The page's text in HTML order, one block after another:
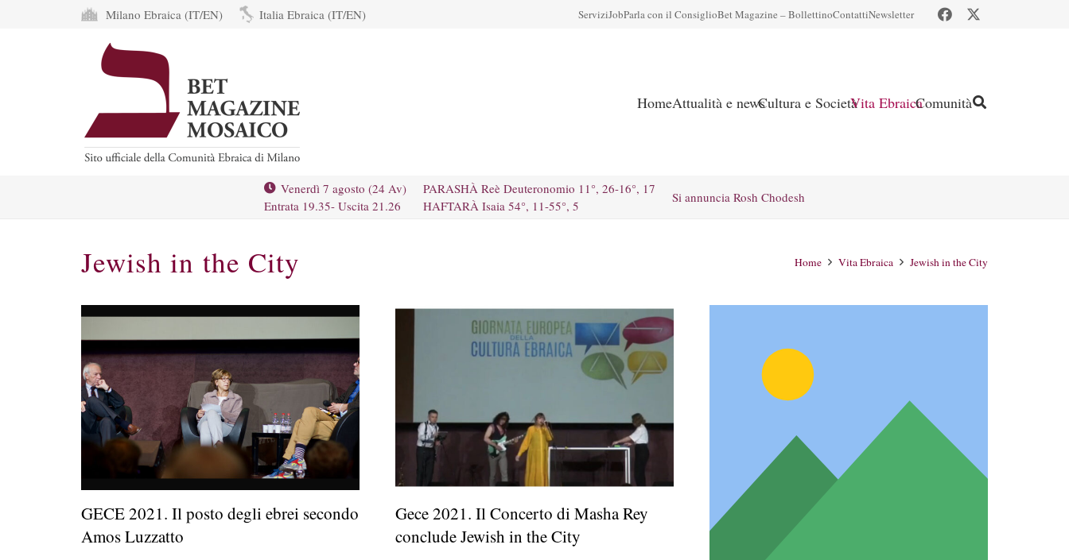
Milano Ebraica (IT/EN) Italia Ebraica (IT/EN) ServiziJobParla con il ConsiglioBet Magazine – BollettinoContattiNewsletter
HomeAttualità e newsCultura e SocietàVita EbraicaComunità
Venerdì 7 agosto (24 Av)
Entrata 19.35- Uscita 21.26
PARASHÀ Reè Deuteronomio 11°, 26-16°, 17
HAFTARÀ Isaia 54°, 11-55°, 5
Si annuncia Rosh Chodesh
Jewish in the City Home Vita Ebraica Jewish in the City
GECE 2021. Il posto degli ebrei secondo
Amos Luzzatto
Gece 2021. Il Concerto di Masha Rey
conclude Jewish in the City